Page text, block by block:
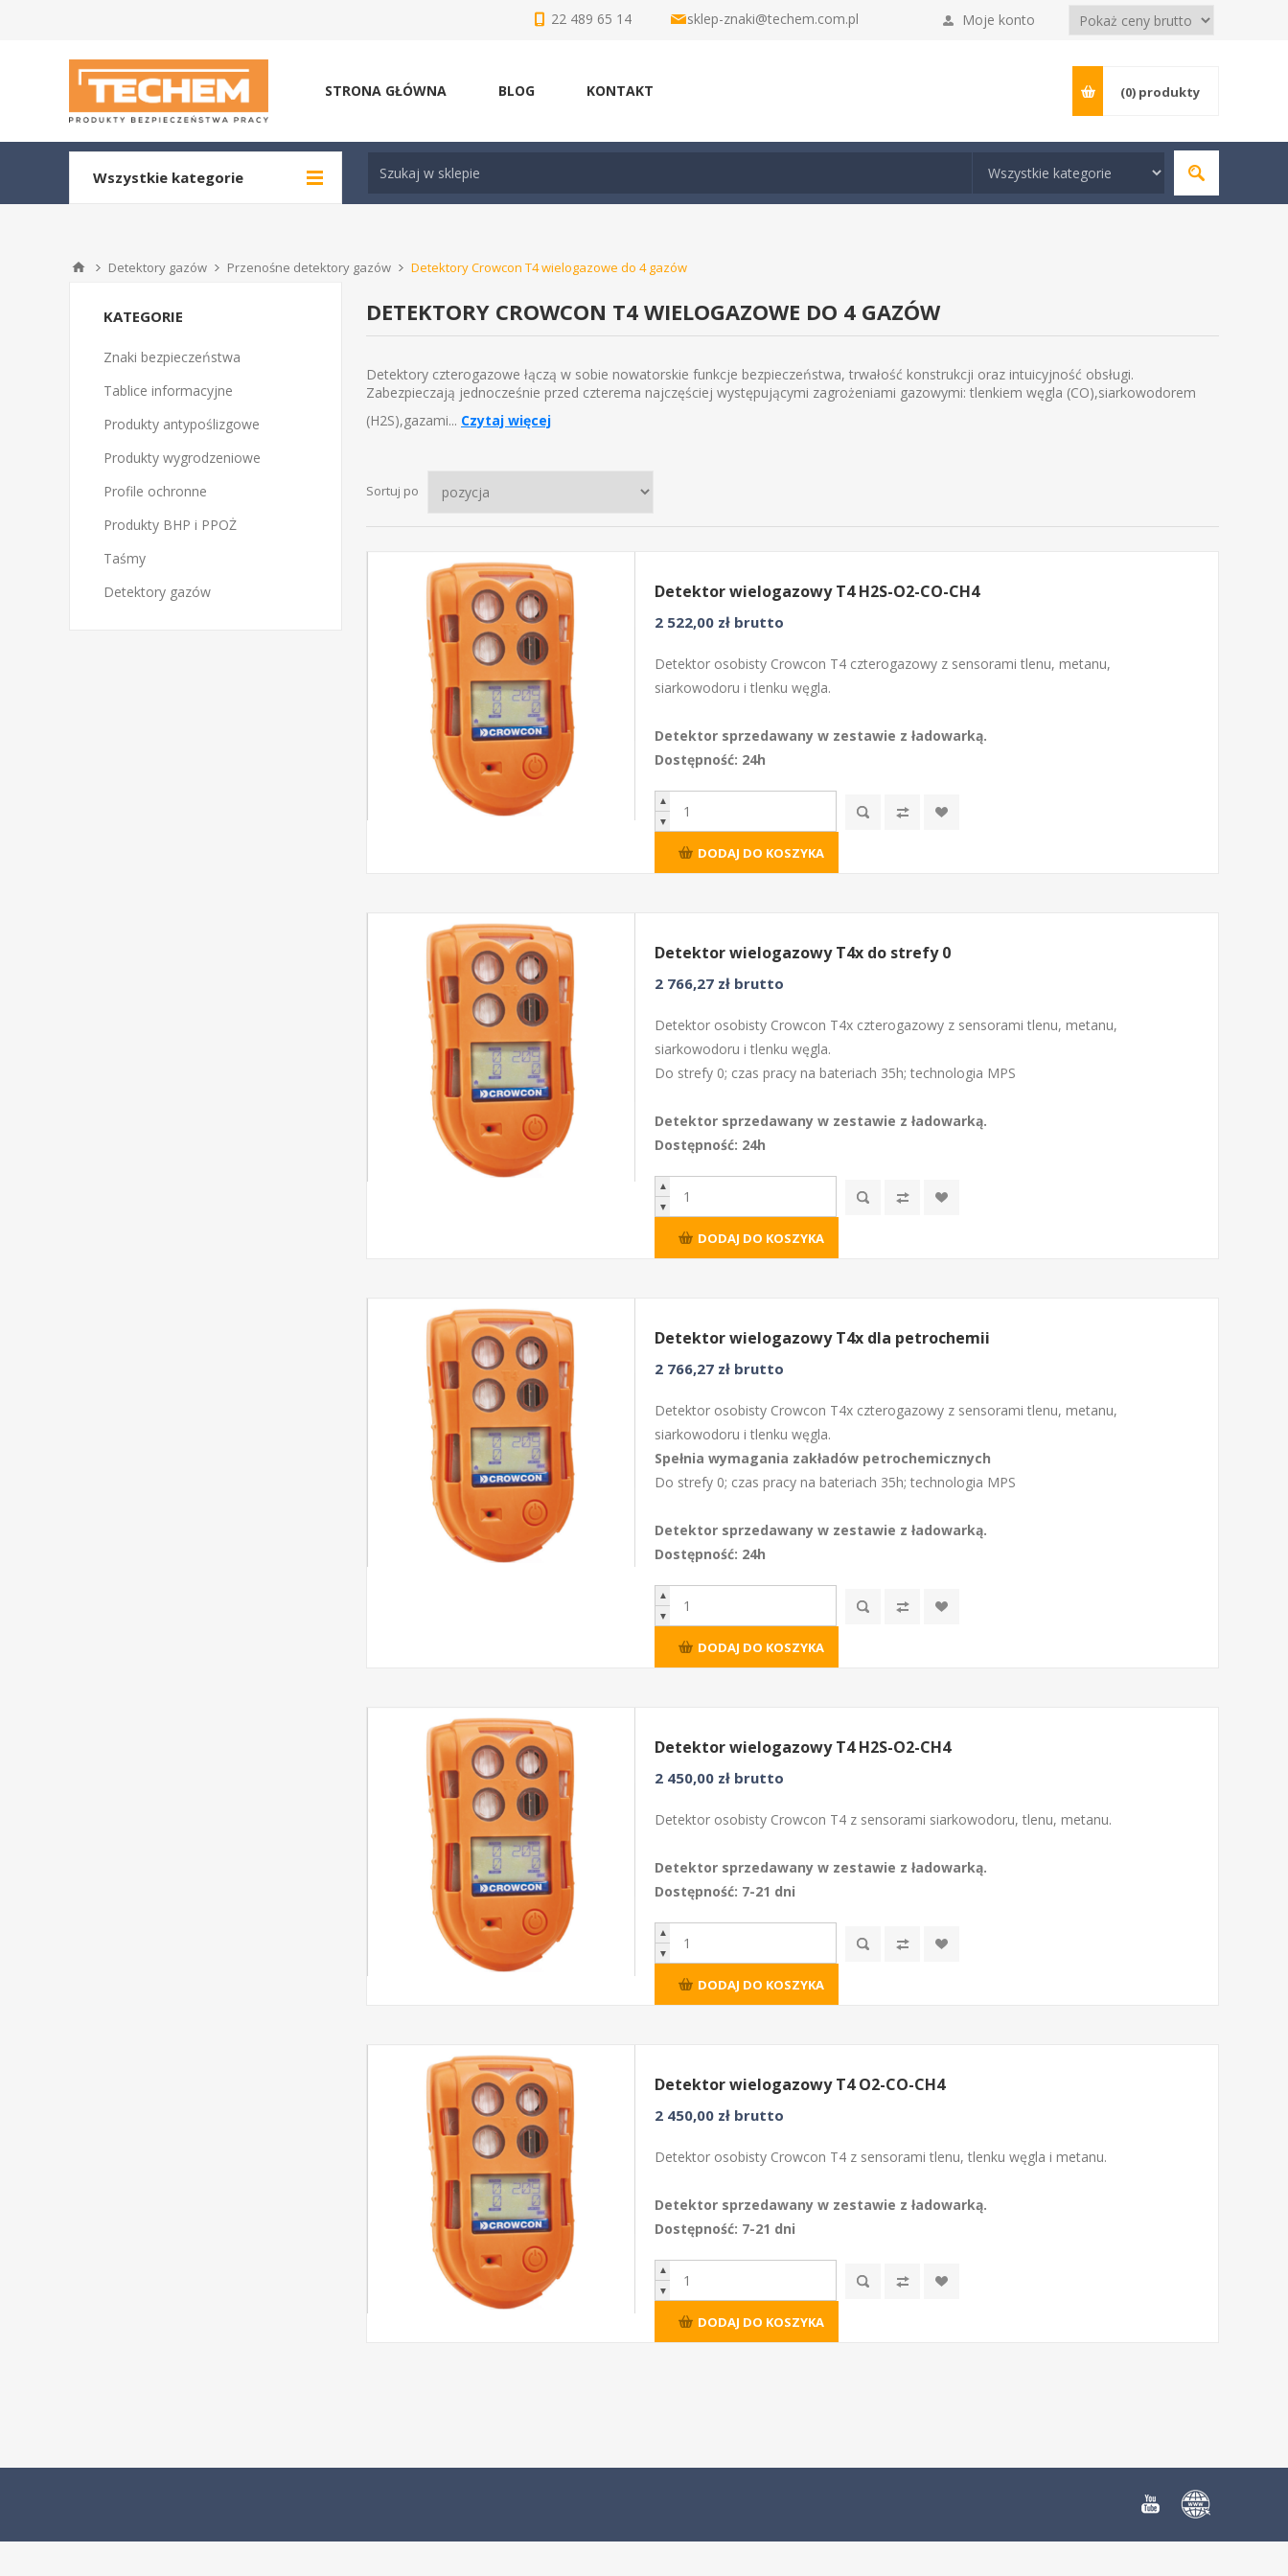
Moje konto
22 489 65 14 sklep-znaki@techem.com.pl
STRONA GŁÓWNA BLOG KONTAKT (0) produkty
Wszystkie kategorie
Detektory gazów Przenośne detektory gazów Detektory Crowcon T4 wielogazowe do 4 gazów
DETEKTORY CROWCON T4 WIELOGAZOWE DO 4 GAZÓW
Detektory czterogazowe łączą w sobie nowatorskie funkcje bezpieczeństwa, trwałość konstrukcji oraz intuicyjność obsługi.
Zabezpieczają jednocześnie przed czterema najczęściej występującymi zagrożeniami gazowymi: tlenkiem węgla (CO),siarkowodorem
(H2S),gazami... Czytaj więcej
Sortuj po
Detektor wielogazowy T4 H2S-O2-CO-CH4
2 522,00 zł brutto
Detektor osobisty Crowcon T4 czterogazowy z sensorami tlenu, metanu,
siarkowodoru i tlenku węgla.
Detektor sprzedawany w zestawie z ładowarką.
Dostępność: 24h
▲
▼
DODAJ DO KOSZYKA
Detektor wielogazowy T4x do strefy 0
2 766,27 zł brutto
Detektor osobisty Crowcon T4x czterogazowy z sensorami tlenu, metanu,
siarkowodoru i tlenku węgla.
Do strefy 0; czas pracy na bateriach 35h; technologia MPS
Detektor sprzedawany w zestawie z ładowarką.
Dostępność: 24h
▲
▼
DODAJ DO KOSZYKA
Detektor wielogazowy T4x dla petrochemii
2 766,27 zł brutto
Detektor osobisty Crowcon T4x czterogazowy z sensorami tlenu, metanu,
siarkowodoru i tlenku węgla.
Spełnia wymagania zakładów petrochemicznych
Do strefy 0; czas pracy na bateriach 35h; technologia MPS
Detektor sprzedawany w zestawie z ładowarką.
Dostępność: 24h
▲
▼
DODAJ DO KOSZYKA
Detektor wielogazowy T4 H2S-O2-CH4
2 450,00 zł brutto
Detektor osobisty Crowcon T4 z sensorami siarkowodoru, tlenu, metanu.
Detektor sprzedawany w zestawie z ładowarką.
Dostępność: 7-21 dni
▲
▼
DODAJ DO KOSZYKA
Detektor wielogazowy T4 O2-CO-CH4
2 450,00 zł brutto
Detektor osobisty Crowcon T4 z sensorami tlenu, tlenku węgla i metanu.
Detektor sprzedawany w zestawie z ładowarką.
Dostępność: 7-21 dni
▲
▼
DODAJ DO KOSZYKA
KATEGORIE
Znaki bezpieczeństwa
Tablice informacyjne
Produkty antypoślizgowe
Produkty wygrodzeniowe
Profile ochronne
Produkty BHP i PPOŻ
Taśmy
Detektory gazów